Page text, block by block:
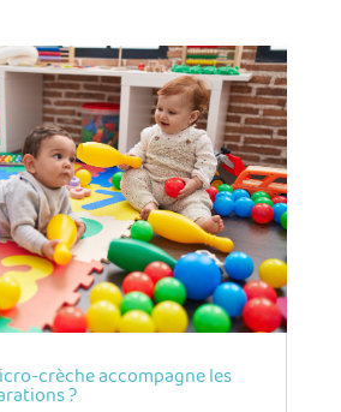
crèche accompagne les
?